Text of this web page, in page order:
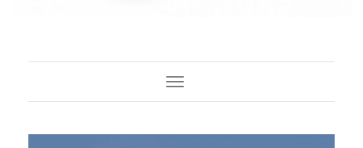
Toggle Navigation